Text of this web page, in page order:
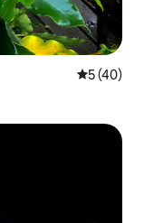
從 40 則評
5 (40)